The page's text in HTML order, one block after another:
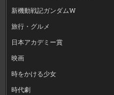
新機動戦記ガンダムW
旅行・グルメ
日本アカデミー賞
映画
時をかける少女
時代劇